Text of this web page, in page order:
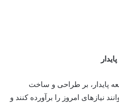
پایدار، بر طراحی و ساخت
نیازهای امروز را برآورده کنند و